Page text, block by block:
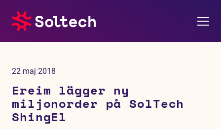
Tjänster
22 maj 2018
Ereim lägger ny
miljonorder på SolTech
ShingEl